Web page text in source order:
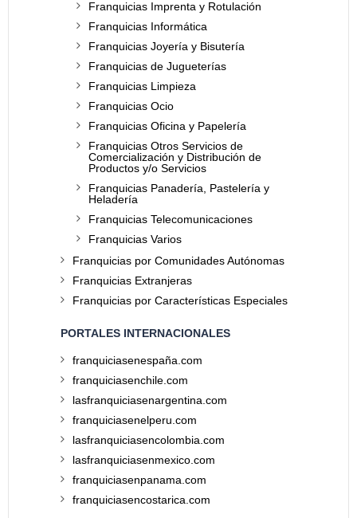
Franquicias Imprenta y Rotulación
Franquicias Informática
Franquicias Joyería y Bisutería
Franquicias de Jugueterías
Franquicias Limpieza
Franquicias Ocio
Franquicias Oficina y Papelería
Franquicias Otros Servicios de
Comercialización y Distribución de
Productos y/o Servicios
Franquicias Panadería, Pastelería y
Heladería
Franquicias Telecomunicaciones
Franquicias Varios
Franquicias por Comunidades Autónomas
Franquicias Extranjeras
Franquicias por Características Especiales
PORTALES INTERNACIONALES
franquiciasenespaña.com
franquiciasenchile.com
lasfranquiciasenargentina.com
franquiciasenelperu.com
lasfranquiciasencolombia.com
lasfranquiciasenmexico.com
franquiciasenpanama.com
franquiciasencostarica.com